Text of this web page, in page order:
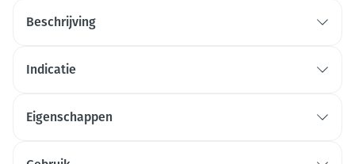
Beschrijving
Indicatie
Eigenschappen